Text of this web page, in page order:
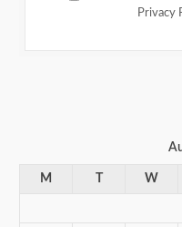
Privacy
M W